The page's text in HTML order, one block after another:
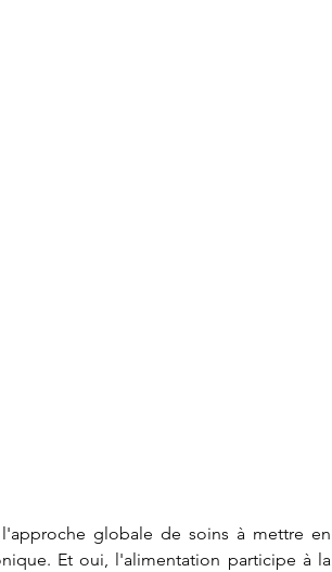
globale de soins à mettre en
Et oui, l'alimentation participe à la